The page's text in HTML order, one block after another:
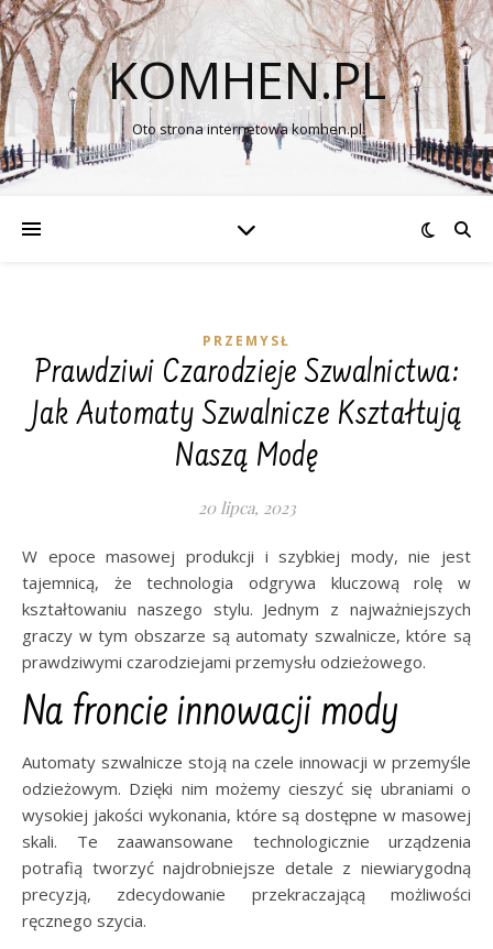
KOMHEN.PL
Oto strona internetowa komhen.pl
PRZEMYSŁ
Prawdziwi Czarodzieje Szwalnictwa:
Jak Automaty Szwalnicze Kształtują
Naszą Modę
20 lipca, 2023
W epoce masowej produkcji i szybkiej mody, nie jest
tajemnicą, że technologia odgrywa kluczową rolę w
kształtowaniu naszego stylu. Jednym z najważniejszych
graczy w tym obszarze są automaty szwalnicze, które są
prawdziwymi czarodziejami przemysłu odzieżowego.
Na froncie innowacji mody
Automaty szwalnicze stoją na czele innowacji w przemyśle
odzieżowym. Dzięki nim możemy cieszyć się ubraniami o
wysokiej jakości wykonania, które są dostępne w masowej
skali. Te zaawansowane technologicznie urządzenia
potrafią tworzyć najdrobniejsze detale z niewiarygodną
precyzją, zdecydowanie przekraczającą możliwości
ręcznego szycia.